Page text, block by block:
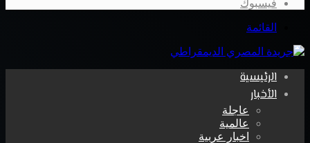
فيسبوك
القائمة
الرئيسية
الأخبار
عاجلة
عالمية
اخبار عربية